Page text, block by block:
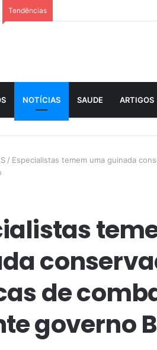
Tendências
NOTÍCIAS SAUDE ARTIGOS
/ Especialistas temem uma guinada
de
governo